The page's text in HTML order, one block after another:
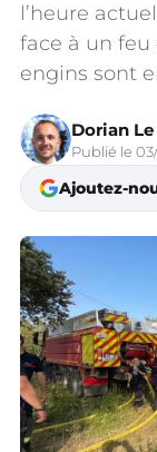
l’heure
face à un feu
engins sont
Dorian
Publié le
Ajoutez-